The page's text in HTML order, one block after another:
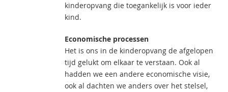
kinderopvang die toegankelijk is voor ieder
kind.
Economische processen
Het is ons in de kinderopvang de afgelopen
tijd gelukt om elkaar te verstaan. Ook al
hadden we een andere economische visie,
ook al dachten we anders over het stelsel,